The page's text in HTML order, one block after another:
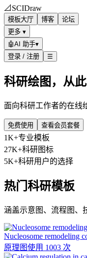
📐 SCIDraw
模板大厅 博客
论坛
更多 ▾
🤖AI 助手▾
登录 / 注册
☰
科研绘图，从
面向科研工作者的在线
免费使用 查看会员套餐
1K+专业模板
27K+科研图标
5K+科研用户的选择
热门科研模板
涵盖示意图、流程图、
Nucleosome remodeling
原理图使用 1003 次